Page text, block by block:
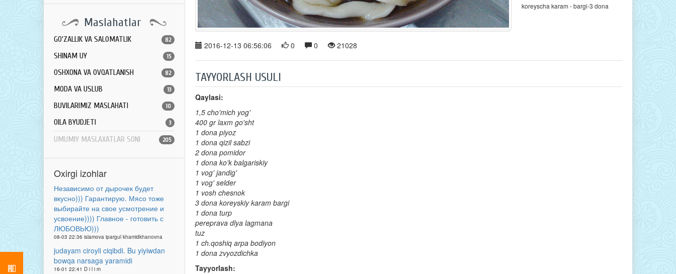
Maslahatlar
GO'ZALLIK VA SALOMATLIK 82
SHINAM UY 15
OSHXONA VA OVQATLANISH 82
MODA VA USLUB 13
BUVILARIMIZ MASLAHATI 10
OILA BYUDJETI 3
UMUMIY MASLAXATLAR SONI 205
Oxirgi izohlar
Независимо от дырочек будет
вкусно))) Гарантирую. Мясо тоже
выбирайте на свое усмотрение и
усвоение)))) Главное - готовить с
ЛЮБОВЬЮ)))
08-03 22:36 islamova ipargul khamidkhanovna
judayam ciroyli ciqibdi. Bu yiyiwdan
bowqa narsaga yaramidi
16-01 22:41 D i l i m
2016-12-13 06:56:06 0 0 21028
koreyscha karam - bargi-3 dona
TAYYORLASH USULI
Qaylasi:
1,5 cho'mich yog'
400 gr laxm go'sht
1 dona piyoz
1 dona qizil sabzi
2 dona pomidor
1 dona ko'k balgariskiy
1 vog' jandig'
1 vog' selder
1 vosh chesnok
3 dona koreyskiy karam bargi
1 dona turp
pereprava dlya lagmana
tuz
1 ch.qoshiq arpa bodiyon
1 dona zvyozdichka
Tayyorlash: